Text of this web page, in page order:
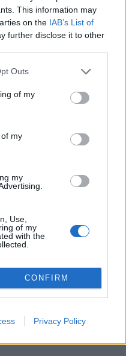
This information may
on the IAB’s List of
further disclose it to other
Outs
of my
my
my
Use,
of my
with the
CONFIRM
Privacy Policy
O dvě mláďata se letos
Kopečku u Olomouce. Oba
s ostatními členy stáda.
v roce 1973. O třináct let
evropského kopytníka
Seneckého rybníka vzdělávací
stezku, která hravou formou
seznamuje děti i dospělé s
obyvateli lesa. Využívá siluety
je určena rodinám s dětmi
Za 244 000 korun ji
statku (SVS) města
a vodního hospodářství